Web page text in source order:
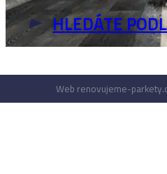
Web renovujeme-
HLEDÁTE